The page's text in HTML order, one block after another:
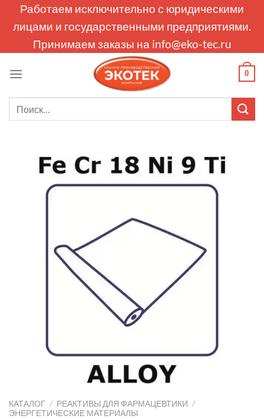
Работаем исключительно с юридическими
лицами и государственными предприятиями.
Принимаем заказы на info@eko-tec.ru
0
КАТАЛОГ / РЕАКТИВЫ ДЛЯ ФАРМАЦЕВТИКИ /
ЭНЕРГЕТИЧЕСКИЕ МАТЕРИАЛЫ